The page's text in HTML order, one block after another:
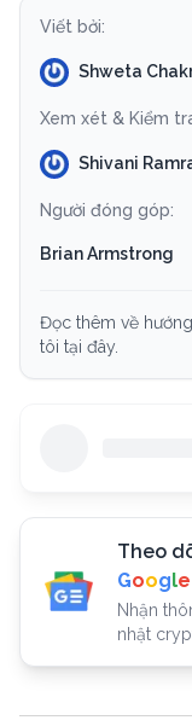
Viết bởi:
Shweta
Xem xét & Kiểm
Shivani
Người đóng góp:
Brian Armstrong
Đọc thêm về
tôi tại đây.
Theo
Google
Nhận
nhật